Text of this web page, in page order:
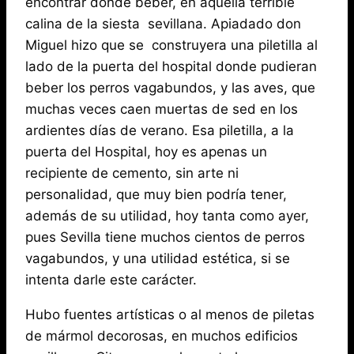
calina de la siesta sevillana. Apiadado don
Miguel hizo que se construyera una piletilla al
lado de la puerta del hospital donde pudieran
beber los perros vagabundos, y las aves, que
muchas veces caen muertas de sed en los
ardientes días de verano. Esa piletilla, a la
puerta del Hospital, hoy es apenas un
recipiente de cemento, sin arte ni
personalidad, que muy bien podría tener,
además de su utilidad, hoy tanta como ayer,
pues Sevilla tiene muchos cientos de perros
vagabundos, y una utilidad estética, si se
intenta darle este carácter.
Hubo fuentes artísticas o al menos de piletas
de mármol decorosas, en muchos edificios